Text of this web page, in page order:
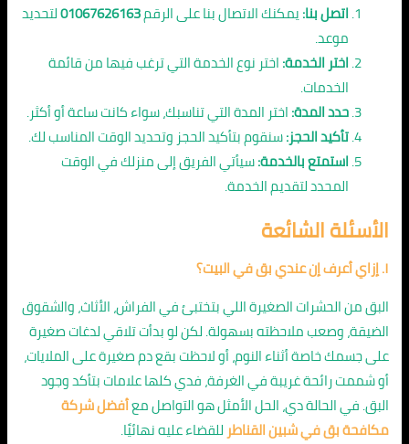
اتصل بنا:يمكنك الاتصال بنا على الرقم01067626163لتحديد
موعد.
اختر الخدمة:اختر نوع الخدمة التي ترغب فيها من قائمة
الخدمات.
حدد المدة:اختر المدة التي تناسبك، سواء كانت ساعة أو أكثر.
تأكيد الحجز:سنقوم بتأكيد الحجز وتحديد الوقت المناسب لك.
استمتع بالخدمة:سيأتي الفريق إلى منزلك في الوقت
المحدد لتقديم الخدمة.
الأسئلة الشائعة
١. إزاي أعرف إن عندي بق في البيت؟
البق من الحشرات الصغيرة اللي بتختبئ في الفراش، الأثاث، والشقوق
الضيقة، وصعب ملاحظته بسهولة. لكن لو بدأت تلاقي لدغات صغيرة
على جسمك خاصة أثناء النوم، أو لاحظت بقع دم صغيرة على الملايات،
أو شممت رائحة غريبة في الغرفة، فدي كلها علامات بتأكد وجود
البق. في الحالة دي، الحل الأمثل هو التواصل معأفضل شركة
مكافحة بق في شبين القناطر للقضاء عليه نهائيًا.